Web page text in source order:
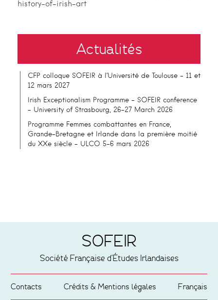
history-of-irish-art
Actualités
CFP colloque SOFEIR à l’Université de Toulouse – 11 et
12 mars 2027
Irish Exceptionalism Programme – SOFEIR conference
– University of Strasbourg, 26-27 March 2026
Programme Femmes combattantes en France,
Grande-Bretagne et Irlande dans la première moitié
du XXe siècle – ULCO 5-6 mars 2026
SOFEIR
Société Française d'Études Irlandaises
Contacts Crédits & Mentions légales Français